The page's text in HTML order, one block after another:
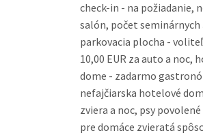
check-in - na požiadanie,
salón, počet
parkovacia plocha -
10,00 EUR za auto a noc,
dome - zadarmo
nefajčiarska hotelové
zviera a noc, psy
pre domáce zvieratá